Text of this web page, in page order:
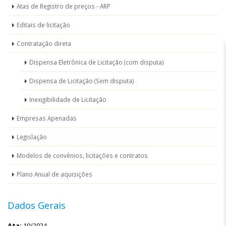
Licitações
Atas de Registro de preços - ARP
Editais de licitação
Contratação direta
Dispensa Eletrônica de Licitação (com disputa)
Dispensa de Licitação (Sem disputa)
Inexigibilidade de Licitação
Empresas Apenadas
Legislação
Modelos de convênios, licitações e contratos
Plano Anual de aquisições
Dados Gerais